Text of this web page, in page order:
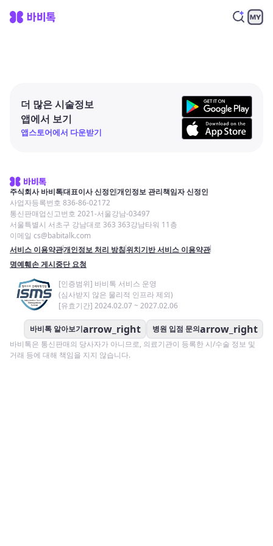
더 많은 시술정보
앱에서 보기
앱스토어에서 다운받기
주식회사 바비톡대표이사 신정인개인정보 관리책임자 신정인
사업자등록번호 836-86-02172
통신판매업신고번호 2021-서울강남-03497
서울특별시 서초구 강남대로 363 363강남타워 11층
이메일 cs@babitalk.com
서비스 이용약관개인정보 처리 방침위치기반 서비스 이용약관
명예훼손 게시중단 요청
[인증범위] 바비톡 서비스 운영
(심사받지 않은 물리적 인프라 제외)
[유효기간] 2024.02.07 ~ 2027.02.06
바비톡 알아보기arrow_right 병원 입점 문의arrow_right
바비톡은 통신판매의 당사자가 아니므로, 의료기관이 등록한 시/수술 정보 및
거래 등에 대해 책임을 지지 않습니다.